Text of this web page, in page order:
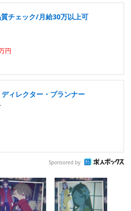
チェック/月給30万以上可
円
ィレクター・プランナー
Sponsored by